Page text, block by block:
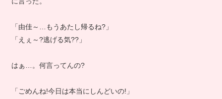
「由佳～…もうあたし帰るね?」
「えぇ～?逃げる気??」
はぁ…。何言ってんの?
「ごめんね!今日は本当にしんどいの!」